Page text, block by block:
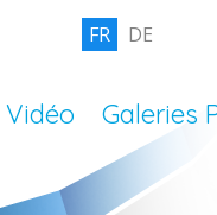
FR DE
Vidéo Galeries